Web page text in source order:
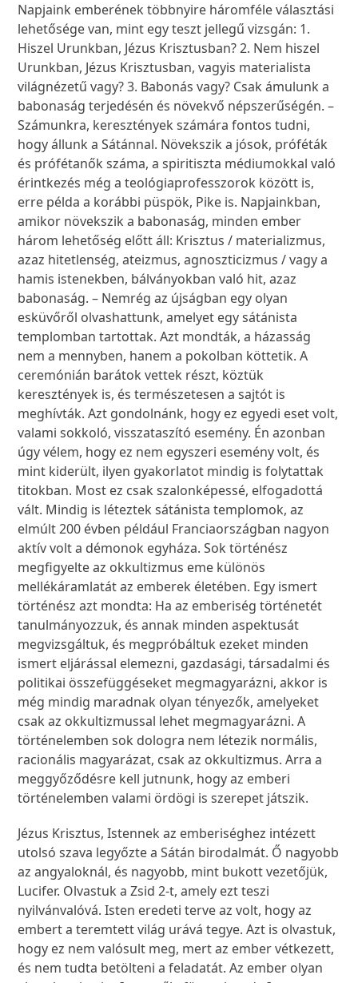
Napjaink emberének többnyire háromféle választási
lehetősége van, mint egy teszt jellegű vizsgán: 1.
Hiszel Urunkban, Jézus Krisztusban? 2. Nem hiszel
Urunkban, Jézus Krisztusban, vagyis materialista
világnézetű vagy? 3. Babonás vagy? Csak ámulunk a
babonaság terjedésén és növekvő népszerűségén. –
Számunkra, keresztények számára fontos tudni,
hogy állunk a Sátánnal. Növekszik a jósok, próféták
és prófétanők száma, a spiritiszta médiumokkal való
érintkezés még a teológiaprofesszorok között is,
erre példa a korábbi püspök, Pike is. Napjainkban,
amikor növekszik a babonaság, minden ember
három lehetőség előtt áll: Krisztus / materializmus,
azaz hitetlenség, ateizmus, agnoszticizmus / vagy a
hamis istenekben, bálványokban való hit, azaz
babonaság. – Nemrég az újságban egy olyan
esküvőről olvashattunk, amelyet egy sátánista
templomban tartottak. Azt mondták, a házasság
nem a mennyben, hanem a pokolban köttetik. A
ceremónián barátok vettek részt, köztük
keresztények is, és természetesen a sajtót is
meghívták. Azt gondolnánk, hogy ez egyedi eset volt,
valami sokkoló, visszataszító esemény. Én azonban
úgy vélem, hogy ez nem egyszeri esemény volt, és
mint kiderült, ilyen gyakorlatot mindig is folytattak
titokban. Most ez csak szalonképessé, elfogadottá
vált. Mindig is léteztek sátánista templomok, az
elmúlt 200 évben például Franciaországban nagyon
aktív volt a démonok egyháza. Sok történész
megfigyelte az okkultizmus eme különös
mellékáramlatát az emberek életében. Egy ismert
történész azt mondta: Ha az emberiség történetét
tanulmányozzuk, és annak minden aspektusát
megvizsgáltuk, és megpróbáltuk ezeket minden
ismert eljárással elemezni, gazdasági, társadalmi és
politikai összefüggéseket megmagyarázni, akkor is
még mindig maradnak olyan tényezők, amelyeket
csak az okkultizmussal lehet megmagyarázni. A
történelemben sok dologra nem létezik normális,
racionális magyarázat, csak az okkultizmus. Arra a
meggyőződésre kell jutnunk, hogy az emberi
történelemben valami ördögi is szerepet játszik.
Jézus Krisztus, Istennek az emberiséghez intézett
utolsó szava legyőzte a Sátán birodalmát. Ő nagyobb
az angyaloknál, és nagyobb, mint bukott vezetőjük,
Lucifer. Olvastuk a Zsid 2-t, amely ezt teszi
nyilvánvalóvá. Isten eredeti terve az volt, hogy az
embert a teremtett világ urává tegye. Azt is olvastuk,
hogy ez nem valósult meg, mert az ember vétkezett,
és nem tudta betölteni a feladatát. Az ember olyan